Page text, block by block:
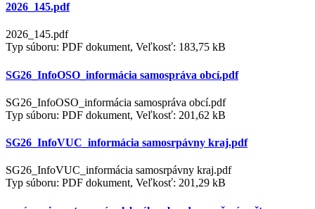
2026_145.pdf
2026_145.pdf
Typ súboru: PDF dokument, Veľkosť: 183,75 kB
SG26_InfoOSO_informácia samospráva obcí.pdf
SG26_InfoOSO_informácia samospráva obcí.pdf
Typ súboru: PDF dokument, Veľkosť: 201,62 kB
SG26_InfoVUC_informácia samosrpávny kraj.pdf
SG26_InfoVUC_informácia samosrpávny kraj.pdf
Typ súboru: PDF dokument, Veľkosť: 201,29 kB